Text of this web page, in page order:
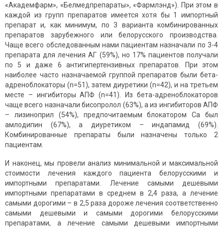
«Академфарм», «Белмедпрепараты», «Фармлэнд»). При этом в
каждой из групп препаратов имеется хотя бы 1 импортный
препарат и, как минимум, по 3 варианта комбинированных
препаратов зарубежного или белорусского производства.
Чаще всего обследованным нами пациентам назначали по 3-4
препарата для лечения АГ (59%), но 17% пациентов получали
по 5 и даже 6 антигипертензивных препаратов. При этом
наиболее часто назначаемой группой препаратов были бета-
адреноблокаторы (n=51), затем диуретики (n=42), и на третьем
месте – ингибиторы АПФ (n=41). Из бета-адреноблокаторов
чаще всего назначали бисопролол (63%), а из ингибиторов АПФ
– лизиноприл (54%), предпочитаемым блокатором Ca был
амлодипин (67%), а диуретиком – индапамид (69%).
Комбинированные препараты были назначены только 2
пациентам.
И наконец, мы провели анализ минимальной и максимальной
стоимости лечения каждого пациента белорусскими и
импортными препаратами. Лечение самыми дешевыми
импортными препаратами в среднем в 2,4 раза, а лечение
самыми дорогими – в 2,5 раза дороже лечения соответственно
самыми дешевыми и самыми дорогими белорусскими
препаратами, а лечение самыми дешевыми импортными